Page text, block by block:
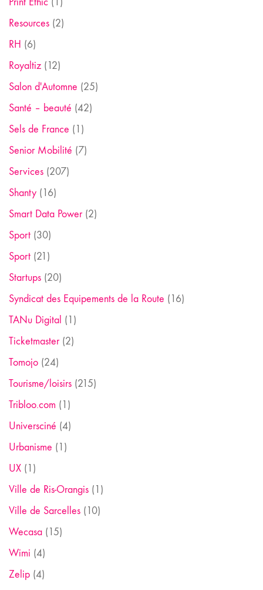
Resources (2)
RH (6)
Royaltiz (12)
Salon d'Automne (25)
Santé – beauté (42)
Sels de France (1)
Senior Mobilité (7)
Services (207)
Shanty (16)
Smart Data Power(2)
Sport (30)
Sport (21)
Startups (20)
Syndicat des Equipements de la Route (16)
TANu Digital (1)
Ticketmaster(2)
Tomojo (24)
Tourisme/loisirs (215)
Tribloo.com (1)
Universciné (4)
Urbanisme (1)
UX (1)
Ville de Ris-Orangis (1)
Ville de Sarcelles (10)
Wecasa (15)
Wimi (4)
Zelip (4)